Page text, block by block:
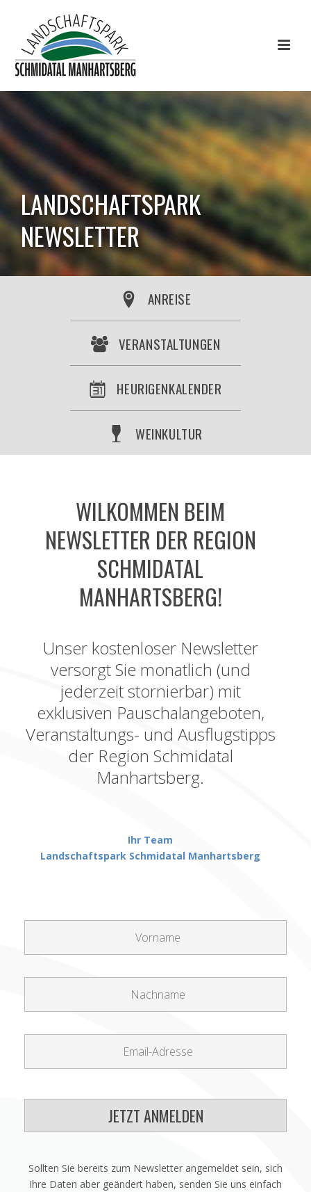
LANDSCHAFTSPARK
NEWSLETTER
ANREISE
VERANSTALTUNGEN
HEURIGENKALENDER
WEINKULTUR
WILKOMMEN BEIM
NEWSLETTER DER REGION
SCHMIDATAL
MANHARTSBERG!
Unser kostenloser Newsletter
versorgt Sie monatlich (und
jederzeit stornierbar) mit
exklusiven Pauschalangeboten,
Veranstaltungs- und Ausflugstipps
der Region Schmidatal
Manhartsberg.
Ihr Team
Landschaftspark Schmidatal Manhartsberg
JETZT ANMELDEN
Sollten Sie bereits zum Newsletter angemeldet sein, sich
Ihre Daten aber geändert haben, senden Sie uns einfach